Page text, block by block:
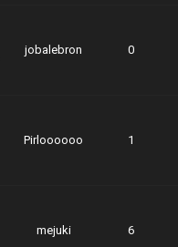
jobalebron 0
Pirloooooo 1
mejuki 6